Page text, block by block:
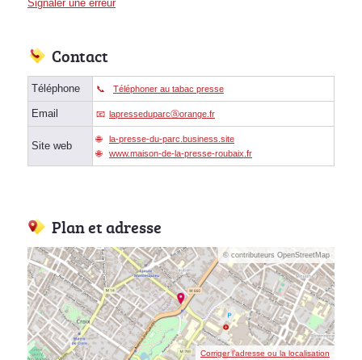
Signaler une erreur
Contact
Téléphone Téléphoner au tabac presse
Email lapresseduparcⓐorange.fr
Site web
la-presse-du-parc.business.site
www.maison-de-la-presse-roubaix.fr
Plan et adresse
© contributeurs OpenStreetMap
Corriger l’adresse ou la localisation